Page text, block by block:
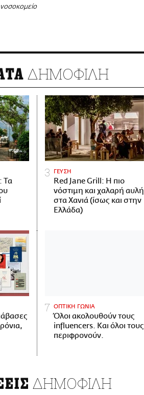
ΔΗΜΟΦΙΛΗ
Τα
ΓΕΥΣΗ
Red Jane Grill: Η πιο
νόστιμη και χαλαρή αυλή
στα Χανιά (ίσως και στην
Ελλάδα)
ΟΠΤΙΚΗ ΓΩΝΙΑ
Όλοι ακολουθούν τους
influencers. Και όλοι τους
περιφρονούν.
ΔΗΜΟΦΙΛΗ